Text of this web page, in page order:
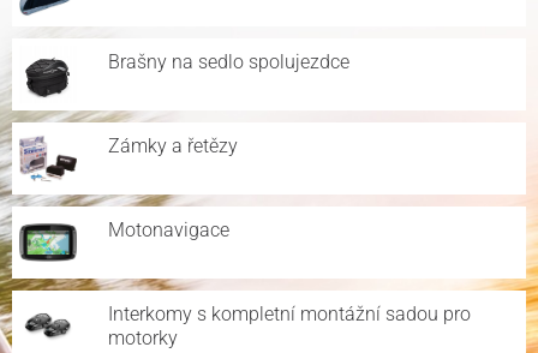
Brašny na sedlo spolujezdce
Zámky a řetězy
Motonavigace
Interkomy s kompletní montážní sadou pro
motorky